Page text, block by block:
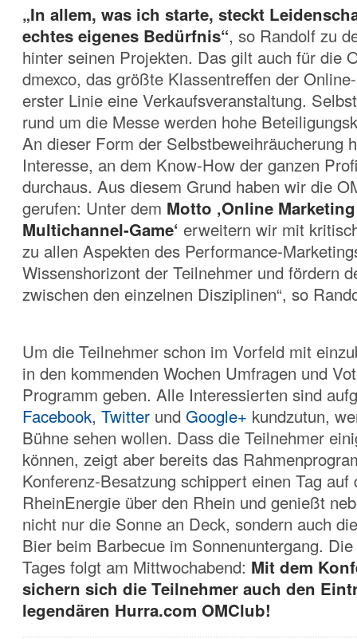
„In allem, was ich starte, steckt
echtes eigenes Bedürfnis“, so Randolf zu
hinter seinen Projekten. Das gilt auch für die
dmexco, das größte Klassentreffen der
erster Linie eine Verkaufsveranstaltung.
rund um die Messe werden hohe
An dieser Form der Selbstbeweihräucherung
Interesse, an dem Know-How der ganzen
durchaus. Aus diesem Grund haben wir die
gerufen: Unter dem Motto ‚Online
Multichannel-Game‘ erweitern wir mit
zu allen Aspekten des Performance-
Wissenshorizont der Teilnehmer und fördern
zwischen den einzelnen Disziplinen“, so
Um die Teilnehmer schon im Vorfeld mit
in den kommenden Wochen Umfragen und
Programm geben. Alle Interessierten sind
Facebook, Twitter und Google+ kundzutun,
Bühne sehen wollen. Dass die Teilnehmer
können, zeigt aber bereits das
Konferenz-Besatzung schippert einen Tag auf
RheinEnergie über den Rhein und genießt
nicht nur die Sonne an Deck, sondern auch
Bier beim Barbecue im Sonnenuntergang.
Tages folgt am Mittwochabend: Mit dem
sichern sich die Teilnehmer auch den
legendären Hurra.com OMClub!